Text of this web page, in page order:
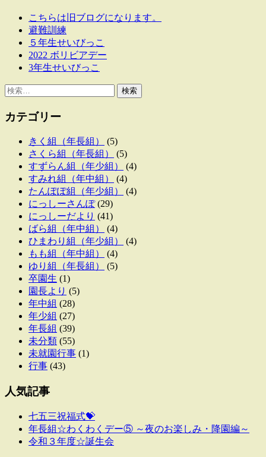
こちらは旧ブログになります。
避難訓練
５年生せいびっこ
2022 ボリビアデー
3年生せいびっこ
検
カテゴリー
きく組（年長組）
(5)
さくら組（年長組）
(5)
すずらん組（年少組）
(4)
すみれ組（年中組）
(4)
たんぽぽ組（年少組）
(4)
にっしーさんぽ(29)
にっしーだより (41)
ばら組（年中組）
(4)
ひまわり組（年少組）
(4)
もも組（年中組）
(4)
ゆり組（年長組）
(5)
卒園生 (1)
園長より (5)
年中組 (28)
年少組 (27)
年長組 (39)
未分類 (55)
未就園行事 (1)
行事 (43)
人気記事
七五三祝福式💝
年長組☆わくわくデー⑤ ～夜のお楽しみ・降園編～
令和３年度☆誕生会